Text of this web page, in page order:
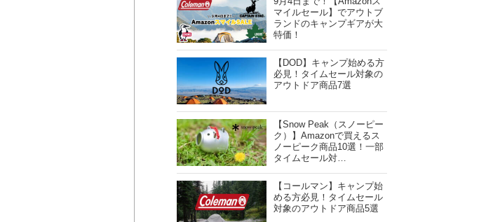
マイルセール】でアウトブ
ランドのキャンプギアが大
特価！
【DOD】キャンプ始める方
必見！タイムセール対象の
アウトドア商品7選
【Snow Peak（スノーピー
ク）】Amazonで買えるス
ノーピーク商品10選！一部
タイムセール対…
【コールマン】キャンプ始
める方必見！タイムセール
対象のアウトドア商品5選